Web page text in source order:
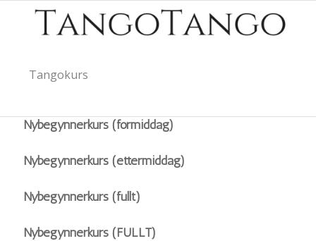
Tangokurs
Tangokurs
Nybegynnere
Nybegynnerkurs (formiddag)
Nybegynnerkurs (ettermiddag)
Nybegynnerkurs (fullt)
Nybegynnerkurs (FULLT)